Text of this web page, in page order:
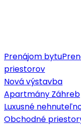
Prenájom bytu
priestorov
Nová výstavba
Apartmány Záhreb
Luxusné
Obchodné